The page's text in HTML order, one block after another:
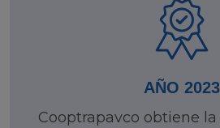
AÑO 2023
Cooptrapavco obtiene